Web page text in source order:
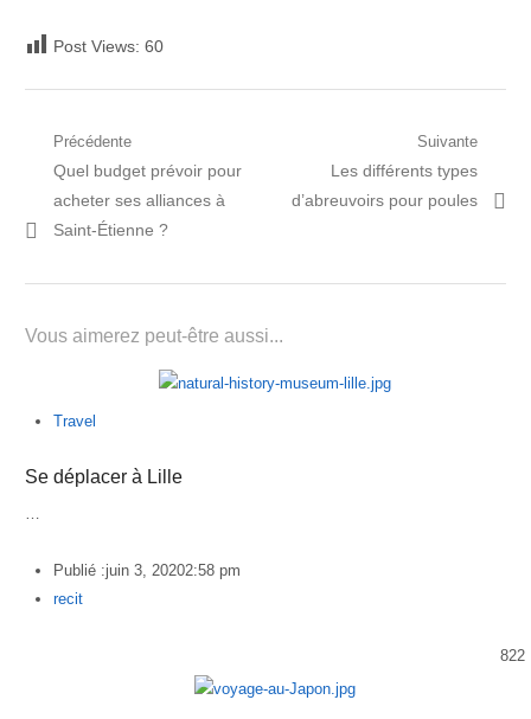
Post Views: 60
Navigation
l’article
Précédente
Post
précédent:
Quel budget prévoir pour
acheter ses alliances à
Saint-Étienne ?
Suivante
Prochain
article:
Les différents types
d’abreuvoirs pour poules
Vous aimerez peut-être aussi...
Travel
Se déplacer à Lille
…
Publié :juin 3, 20202:58 pm
Author
recit
822